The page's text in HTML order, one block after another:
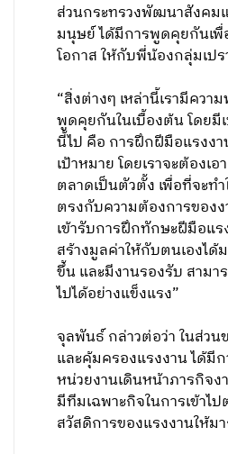
ส่วนกระทรวงพัฒนาสังคม
มนุษย์ ได้มีการพูดคุยกันเ
โอกาส ให้กับพี่น้องกลุ่มเป
“สิ่งต่างๆ เหล่านี้เรามีควา
พูดคุยกันในเบื้องต้น โดยมี
นี้ไป คือ การฝึกฝีมือแรงงา
เป้าหมาย โดยเราจะต้องเ
ตลาดเป็นตัวตั้ง เพื่อที่จะท
ตรงกับความต้องการของ
เข้ารับการฝึกทักษะฝีมือแ
สร้างมูลค่าให้กับตนเองได้
ขึ้น และมีงานรองรับ สาม
ไปได้อย่างแข็งแรง”
จุลพันธ์ กล่าวต่อว่า ในส่ว
และคุ้มครองแรงงาน ได้มี
หน่วยงานเดินหน้าภารกิจง
มีทีมเฉพาะกิจในการเข้าไป
สวัสดิการของแรงงานให้ม